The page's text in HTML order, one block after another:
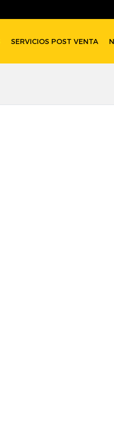
SERVICIOS POST VENTA